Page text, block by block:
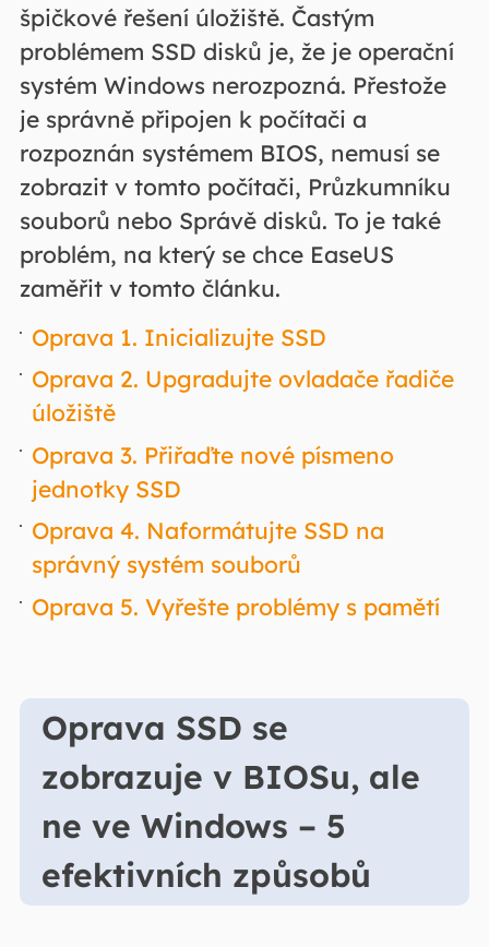
špičkové řešení úložiště. Častým
problémem SSD disků je, že je operační
systém Windows nerozpozná. Přestože
je správně připojen k počítači a
rozpoznán systémem BIOS, nemusí se
zobrazit v tomto počítači, Průzkumníku
souborů nebo Správě disků. To je také
problém, na který se chce EaseUS
zaměřit v tomto článku.
Oprava 1. Inicializujte SSD
Oprava 2. Upgradujte ovladače řadiče
úložiště
Oprava 3. Přiřaďte nové písmeno
jednotky SSD
Oprava 4. Naformátujte SSD na
správný systém souborů
Oprava 5. Vyřešte problémy s pamětí
Oprava SSD se
zobrazuje v BIOSu, ale
ne ve Windows – 5
efektivních způsobů